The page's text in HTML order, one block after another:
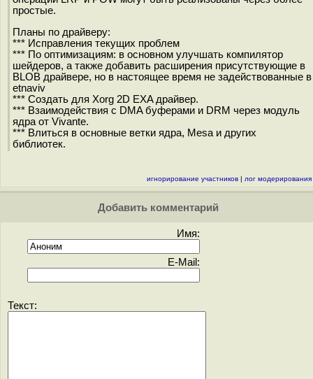
простые.
Планы по драйверу:
*** Исправления текущих проблем
*** По оптимизациям: в основном улучшать компилятор
шейдеров, а также добавить расширения присутствующие в
BLOB драйвере, но в настоящее время не задействованные в
etnaviv
*** Создать для Xorg 2D EXA драйвер.
*** Взаимодействия с DMA буферами и DRM через модуль
ядра от Vivante.
*** Влиться в основные ветки ядра, Mesa и других
библиотек.
игнорирование участников | лог модерирования
Добавить комментарий
Имя:
E-Mail:
Текст: